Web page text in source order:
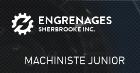
ENGRENAGES
SHERBROOKE INC.
MACHINISTE JUNIOR